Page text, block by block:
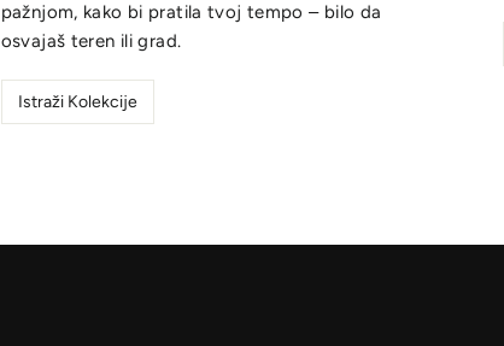
pažnjom, kako bi pratila tvoj tempo – bilo da
osvajaš teren ili grad.
Istraži Kolekcije